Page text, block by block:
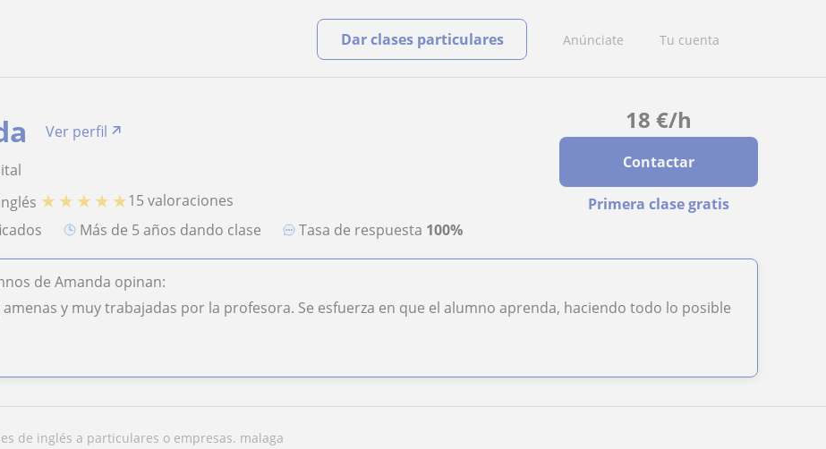
Anúnciate Tu cuenta
Dar clases particulares
18 €/h
Contactar
Primera clase gratis
Ver perfil
★ ★ ★ ★ ★15 valoraciones
más de 5 años dando clase Tasa de respuesta 100%
de Amanda opinan:
amenas y muy trabajadas por la profesora. Se esfuerza en que el alumno aprenda, haciendo todo lo posible
de inglés a particulares o empresas. malaga